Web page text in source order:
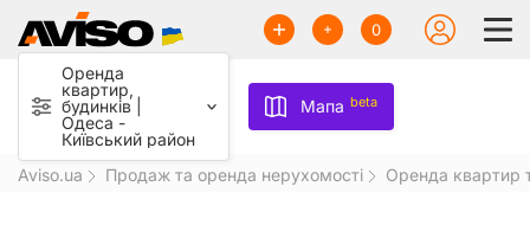
0
Оренда
квартир,
будинків |
Одеса -
Київський район
Мапа beta
Aviso.ua Продаж та оренда нерухомості Оренда квартир